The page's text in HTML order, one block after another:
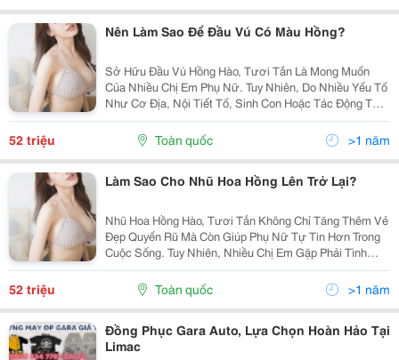
Nên Làm Sao Để Đầu Vú Có Màu Hồng?
Sở Hữu Đầu Vú Hồng Hào, Tươi Tắn Là Mong Muốn
Của Nhiều Chị Em Phụ Nữ. Tuy Nhiên, Do Nhiều Yếu Tố
Như Cơ Địa, Nội Tiết Tố, Sinh Con Hoặc Tác Động Từ
Môi Trường, Màu Sắc Đầu Vú Có Thể Bị Thâm Sạm.
Vậy Làm Sao Để Đầu Vú Có Màu Hồng ? Hãy Cùng
Bệnh Viện...
52 triệu Toàn quốc >1 năm
Làm Sao Cho Nhũ Hoa Hồng Lên Trở Lại?
Nhũ Hoa Hồng Hào, Tươi Tắn Không Chỉ Tăng Thêm Vẻ
Đẹp Quyến Rũ Mà Còn Giúp Phụ Nữ Tự Tin Hơn Trong
Cuộc Sống. Tuy Nhiên, Nhiều Chị Em Gặp Phải Tình
Trạng Nhũ Hoa Thâm Sạm Do Nhiều Nguyên Nhân Khác
Nhau. Vậy Làm Sao Cho Nhũ Hoa Hồng Lên Một Cách
52 triệu Toàn quốc >1 năm
Đồng Phục Gara Auto, Lựa Chọn Hoàn Hảo Tại
Limac